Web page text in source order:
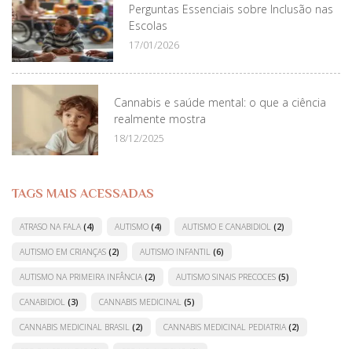
Perguntas Essenciais sobre Inclusão nas
Escolas
17/01/2026
Cannabis e saúde mental: o que a ciência
realmente mostra
18/12/2025
TAGS MAIS ACESSADAS
ATRASO NA FALA (4) AUTISMO (4) AUTISMO E CANABIDIOL (2)
AUTISMO EM CRIANÇAS (2) AUTISMO INFANTIL (6)
AUTISMO NA PRIMEIRA INFÂNCIA (2) AUTISMO SINAIS PRECOCES (5)
CANABIDIOL (3) CANNABIS MEDICINAL (5)
CANNABIS MEDICINAL BRASIL (2) CANNABIS MEDICINAL PEDIATRIA (2)